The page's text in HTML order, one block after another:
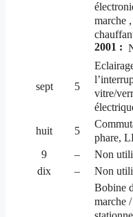
marche
2001 :
sept 5
vitre/
huit 5
phare,
9
–
Non
dix
– Non
Bobine
marche /